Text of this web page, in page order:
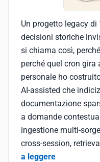
Un progetto legacy
decisioni storiche
si chiama così,
perché quel cron
personale ho
AI-assisted che
documentazione
a domande
ingestione multi-
cross-session,
a leggere